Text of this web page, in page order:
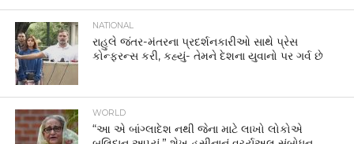
NATIONAL
રાહુલે જંતર-મંતરના પ્રદર્શનકારીઓ સાથે પ્રેસ
કોન્ફરન્સ કરી, કહ્યું- તેમને દેશના યુવાનો પર ગર્વ છે
WORLD
“આ એ બાંગ્લાદેશ નથી જેના માટે લાખો લોકોએ